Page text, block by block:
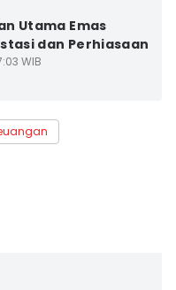
Utama Emas
dan Perhiasaan
WIB